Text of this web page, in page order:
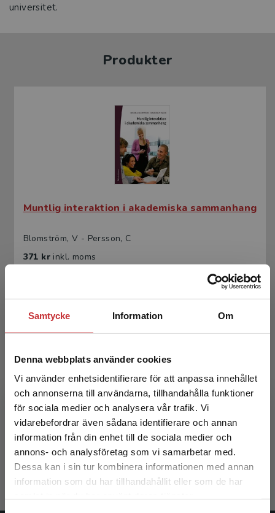
Samtycke Information Om
Denna webbplats använder cookies
Vi använder enhetsidentifierare för att anpassa innehållet
och annonserna till användarna, tillhandahålla funktioner
för sociala medier och analysera vår trafik. Vi
vidarebefordrar även sådana identifierare och annan
information från din enhet till de sociala medier och
annons- och analysföretag som vi samarbetar med.
Dessa kan i sin tur kombinera informationen med annan
information som du har tillhandahållit eller som de har
Begränsad fraktregion
Det verkar som att du besöker
studentlitteratur.se via en enhet utanför Sverige.
universitet.
Produkter
Muntlig interaktion i akademiska sammanhang
Blomström, V - Persson, C
371 kr inkl. moms
Muntlig interaktion i akademiska sammanhang
Blomström, V - Persson, C
230 krinkl. moms
Exkl. moms: 217 kr